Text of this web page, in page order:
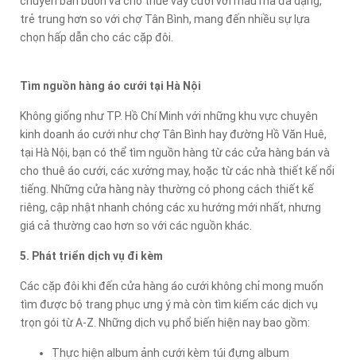
trẻ trung hơn so với chợ Tân Bình, mang đến nhiều sự lựa
chọn hấp dẫn cho các cặp đôi.
Tìm nguồn hàng áo cưới tại Hà Nội
Không giống như TP. Hồ Chí Minh với những khu vực chuyên
kinh doanh áo cưới như chợ Tân Bình hay đường Hồ Văn Huê,
tại Hà Nội, bạn có thể tìm nguồn hàng từ các cửa hàng bán và
cho thuê áo cưới, các xưởng may, hoặc từ các nhà thiết kế nổi
tiếng. Những cửa hàng này thường có phong cách thiết kế
riêng, cập nhật nhanh chóng các xu hướng mới nhất, nhưng
giá cả thường cao hơn so với các nguồn khác.
5. Phát triển dịch vụ đi kèm
Các cặp đôi khi đến cửa hàng áo cưới không chỉ mong muốn
tìm được bộ trang phục ưng ý mà còn tìm kiếm các dịch vụ
trọn gói từ A-Z. Những dịch vụ phổ biến hiện nay bao gồm:
Thực hiện album ảnh cưới kèm túi đựng album